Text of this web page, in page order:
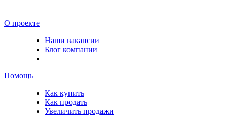
О проекте
Наши вакансии
Блог компании
Помощь
Как купить
Как продать
Увеличить продажи